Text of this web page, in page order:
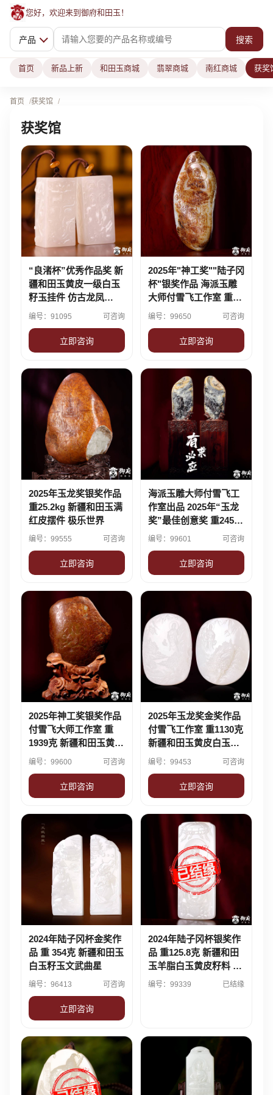
您好，欢迎来到御府和田玉！
产品 搜索
首页 新品上新 和田玉商城 翡翠商城 南红商城 获奖
首页 获奖馆
获奖馆
“良渚杯”优秀作品奖 新
疆和田玉黄皮一级白玉
籽玉挂件 仿古龙凤
102.2克
编号：91095 可咨询
立即咨询
2025年"神工奖""陆子冈
杯"银奖作品 海派玉雕
大师付雪飞工作室 重
686克 新疆和田玉满红
编号：99650 可咨询
立即咨询
2025年玉龙奖银奖作品
重25.2kg 新疆和田玉满
红皮摆件 极乐世界
编号：99555 可咨询
立即咨询
海派玉雕大师付雪飞工
作室出品 2025年“玉龙
奖”最佳创意奖 重2450
克 新疆和田玉三花籽玉
编号：99601 可咨询
立即咨询
2025年神工奖银奖作品
付雪飞大师工作室 重
1939克 新疆和田玉黄沁
独籽 摆件 千手观音
编号：99600 可咨询
立即咨询
2025年玉龙奖金奖作品
付雪飞工作室 重1130克
新疆和田玉黄皮白玉籽
玉对牌 文殊普贤
编号：99453 可咨询
立即咨询
2024年陆子冈杯金奖作
品 重 354克 新疆和田玉
白玉籽玉文武曲星
编号：96413 可咨询
立即咨询
2024年陆子冈杯银奖作
品 重125.8克 新疆和田
玉羊脂白玉黄皮籽料 玉
牌 佛佑
编号：99339 已结缘